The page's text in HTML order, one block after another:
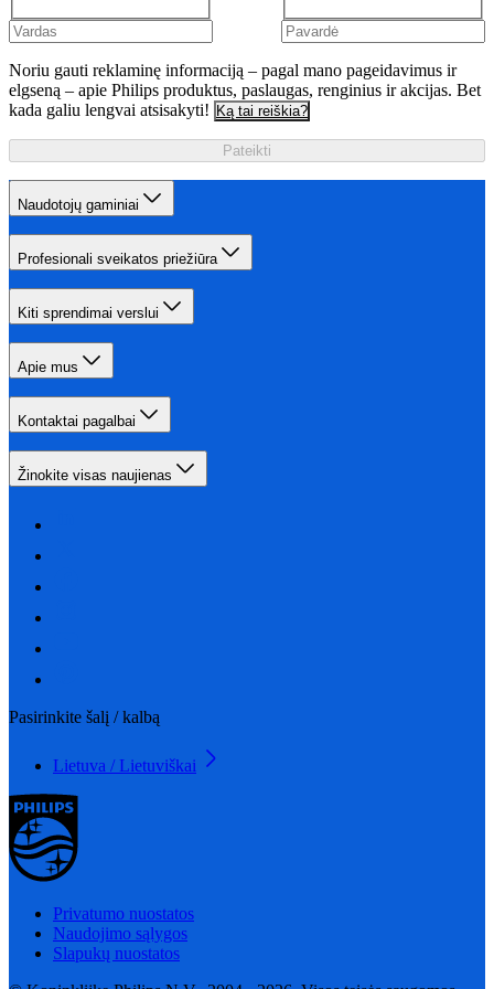
Noriu gauti reklaminę informaciją – pagal mano pageidavimus ir
elgseną – apie Philips produktus, paslaugas, renginius ir akcijas. Bet
kada galiu lengvai atsisakyti! Ką tai reiškia?
Pateikti
Naudotojų gaminiai
Profesionali sveikatos priežiūra
Kiti sprendimai verslui
Apie mus
Kontaktai pagalbai
Žinokite visas naujienas
Pasirinkite šalį / kalbą
Lietuva / Lietuviškai
Privatumo nuostatos
Naudojimo sąlygos
Slapukų nuostatos